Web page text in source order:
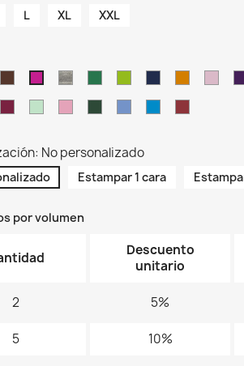
L XL XXL
GM
No personalizado
Estampar 1 cara
por volumen
Descuento
unitario
2 5%
5 10%